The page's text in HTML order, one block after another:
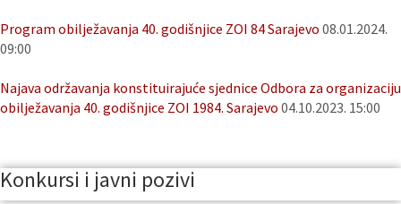
Program obilježavanja 40. godišnjice ZOI 84 Sarajevo 08.01.2024.
09:00
Najava održavanja konstituirajuće sjednice Odbora za organizaciju
obilježavanja 40. godišnjice ZOI 1984. Sarajevo 04.10.2023. 15:00
Konkursi i javni pozivi